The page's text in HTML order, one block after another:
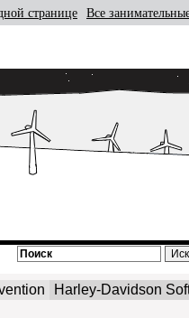
странице Все
Harley-Davidson